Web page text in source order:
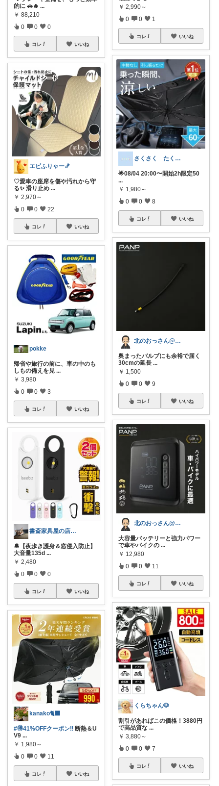
的に 🚗🔥 ...
￥ 88,210
0 0 0
コレ いいね
エビふりゃー🍤
♡愛車の座席を傷や汚れから守
る✨ 滑り止め ...
￥ 2,970～
0 0 22
コレ いいね
pokke
帰省や旅行の前に、車の中のも
しもの備えを見 ...
￥ 3,980
0 0 3
コレ いいね
書斎家具屋の店長奥田
🔔【夜歩き護身＆窓侵入防止】
大音量135d ...
￥ 2,480
0 0 0
コレ いいね
kanako🐈‍⬛
#🉐41%OFFクーポン‼️ 断熱＆U
V9 ...
￥ 1,980～
0 0 11
コレ いいね
￥ 2,990～
0 0 1
コレ いいね
さくさく たくさんの訪問感謝です🙇
🌟08/04 20:00〜開始2h限定50
...
￥ 1,980～
0 0 8
コレ いいね
北のおっさん@ガジェット好き
奥まったバルブにも余裕で届く
30cmの延長 ...
￥ 1,500
0 0 9
コレ いいね
北のおっさん@ガジェット好き
大容量バッテリーと強力パワー
で車やバイクの ...
￥ 12,980
0 0 11
コレ いいね
くらちゃん🐶
割引があればこの価格！3880円
で高品質な ...
￥ 3,880～
0 0 7
コレ いいね